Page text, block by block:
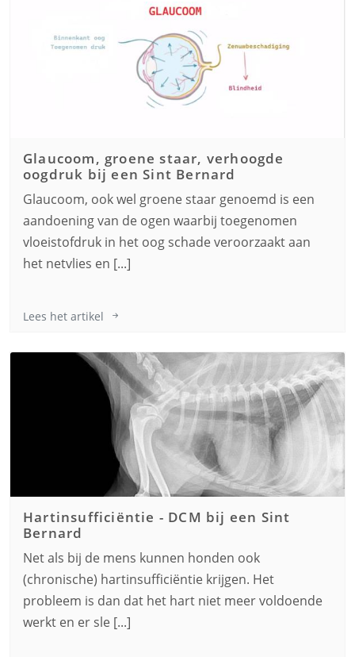
Glaucoom, groene staar, verhoogde
oogdruk bij eenSint Bernard
Glaucoom, ook wel groene staar genoemd is een
aandoening van de ogen waarbij toegenomen
vloeistofdruk in het oog schade veroorzaakt aan
het netvlies en [...]
Lees het artikel
Hartinsufficiëntie - DCM bij een Sint
Bernard
Net als bij de mens kunnen honden ook
(chronische) hartinsufficiëntie krijgen. Het
probleem is dan dat het hart niet meer voldoende
werkt en er sle [...]